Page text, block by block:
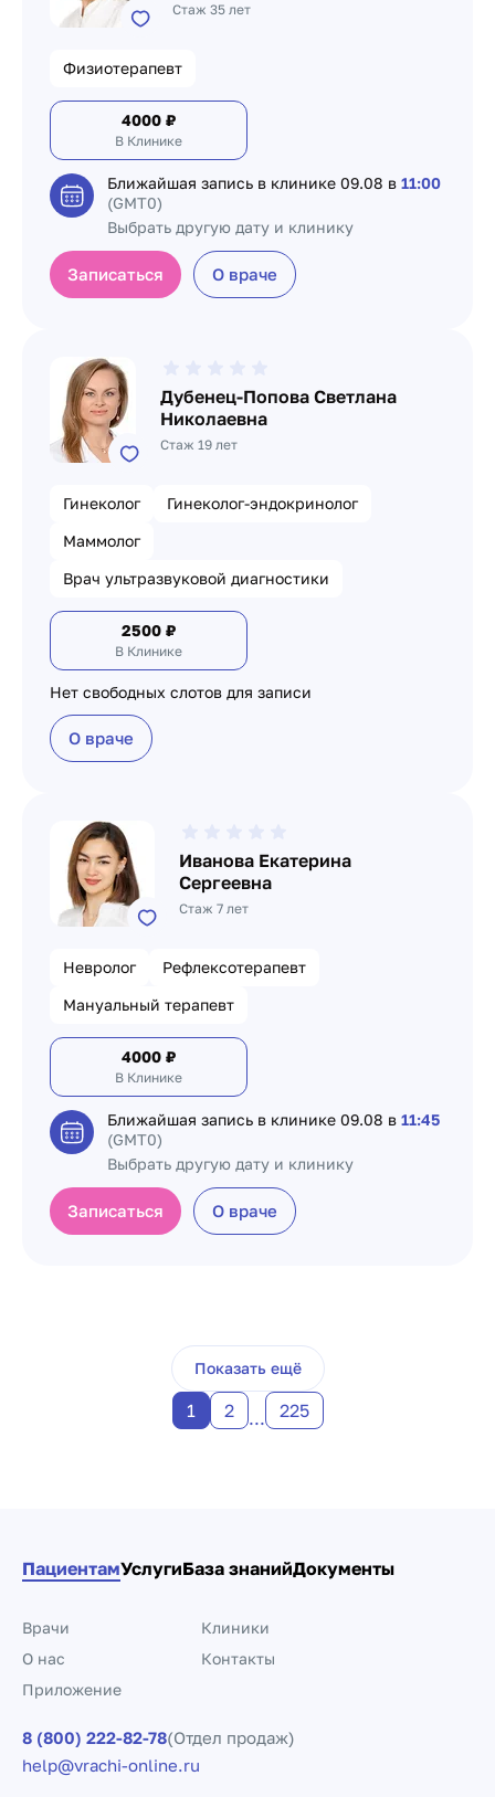
Стаж 35 лет
Физиотерапевт
4000 ₽
В Клинике
Ближайшая запись в клинике 09.08 в 11:00
(GMT0)
Выбрать другую дату и клинику
Записаться О враче
Дубенец-Попова Светлана
Николаевна
Стаж 19 лет
Гинеколог
Гинеколог-эндокринолог
Маммолог
Врач ультразвуковой диагностики
2500 ₽
В Клинике
Нет свободных слотов для записи
О враче
Иванова Екатерина
Сергеевна
Стаж 7 лет
Невролог
Рефлексотерапевт
Мануальный терапевт
4000 ₽
В Клинике
Ближайшая запись в клинике 09.08 в 11:45
(GMT0)
Выбрать другую дату и клинику
Записаться О враче
Пагинация по
Показать ещё
1 2 ... 225
ПациентамУслугиБаза знанийДокументы
Врачи
Клиники
О нас
Контакты
Приложение
8 (800) 222-82-78(Отдел продаж)
help@vrachi-online.ru